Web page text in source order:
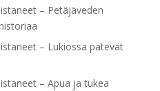
– Petäjäveden
– Lukiossa pätevät
– Apua ja tukea